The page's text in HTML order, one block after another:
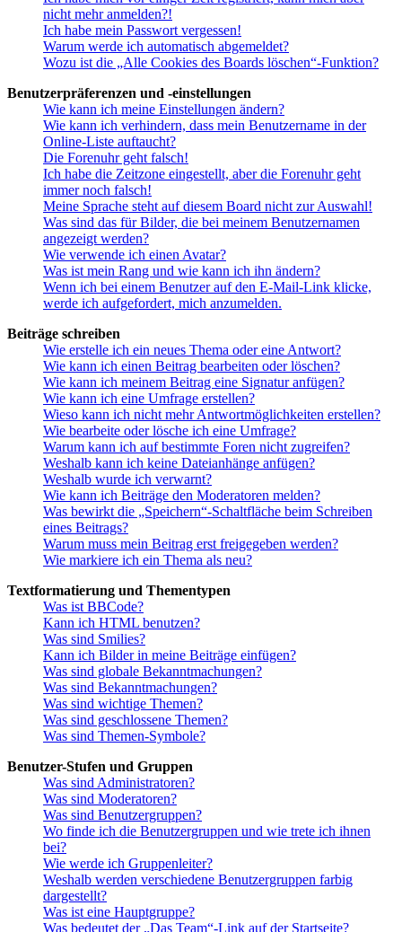
nicht mehr anmelden?!
Ich habe mein Passwort vergessen!
Warum werde ich automatisch abgemeldet?
Wozu ist die „Alle Cookies des Boards löschen“-Funktion?
Benutzerpräferenzen und -einstellungen
Wie kann ich meine Einstellungen ändern?
Wie kann ich verhindern, dass mein Benutzername in der
Online-Liste auftaucht?
Die Forenuhr geht falsch!
Ich habe die Zeitzone eingestellt, aber die Forenuhr geht
immer noch falsch!
Meine Sprache steht auf diesem Board nicht zur Auswahl!
Was sind das für Bilder, die bei meinem Benutzernamen
angezeigt werden?
Wie verwende ich einen Avatar?
Was ist mein Rang und wie kann ich ihn ändern?
Wenn ich bei einem Benutzer auf den E-Mail-Link klicke,
werde ich aufgefordert, mich anzumelden.
Beiträge schreiben
Wie erstelle ich ein neues Thema oder eine Antwort?
Wie kann ich einen Beitrag bearbeiten oder löschen?
Wie kann ich meinem Beitrag eine Signatur anfügen?
Wie kann ich eine Umfrage erstellen?
Wieso kann ich nicht mehr Antwortmöglichkeiten erstellen?
Wie bearbeite oder lösche ich eine Umfrage?
Warum kann ich auf bestimmte Foren nicht zugreifen?
Weshalb kann ich keine Dateianhänge anfügen?
Weshalb wurde ich verwarnt?
Wie kann ich Beiträge den Moderatoren melden?
Was bewirkt die „Speichern“-Schaltfläche beim Schreiben
eines Beitrags?
Warum muss mein Beitrag erst freigegeben werden?
Wie markiere ich ein Thema als neu?
Textformatierung und Thementypen
Was ist BBCode?
Kann ich HTML benutzen?
Was sind Smilies?
Kann ich Bilder in meine Beiträge einfügen?
Was sind globale Bekanntmachungen?
Was sind Bekanntmachungen?
Was sind wichtige Themen?
Was sind geschlossene Themen?
Was sind Themen-Symbole?
Benutzer-Stufen und Gruppen
Was sind Administratoren?
Was sind Moderatoren?
Was sind Benutzergruppen?
Wo finde ich die Benutzergruppen und wie trete ich ihnen
bei?
Wie werde ich Gruppenleiter?
Weshalb werden verschiedene Benutzergruppen farbig
dargestellt?
Was ist eine Hauptgruppe?
Was bedeutet der „Das Team“-Link auf der Startseite?